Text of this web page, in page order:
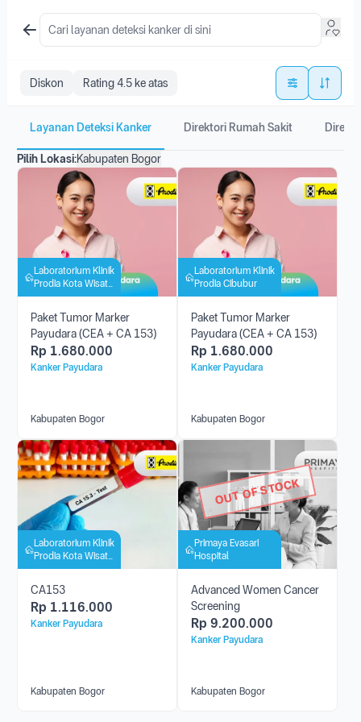
Diskon Rating 4.5 ke atas
Layanan Deteksi Kanker Direktori Rumah Sakit
Pilih Lokasi:Kabupaten Bogor
Laboratorium Klinik
Prodia Kota Wisata
Cibubur
Paket Tumor Marker
Payudara (CEA + CA 153)
Rp 1.680.000
Kanker Payudara
Kabupaten Bogor
Laboratorium Klinik
Prodia Cibubur
Paket Tumor Marker
Payudara (CEA + CA 153)
Rp 1.680.000
Kanker Payudara
Kabupaten Bogor
Laboratorium Klinik
Prodia Kota Wisata
Cibubur
CA153
Rp 1.116.000
Kanker Payudara
Kabupaten Bogor
OUT OF STOCK
Primaya Evasari
Hospital
Advanced Women Cancer
Screening
Rp 9.200.000
Kanker Payudara
Kabupaten Bogor